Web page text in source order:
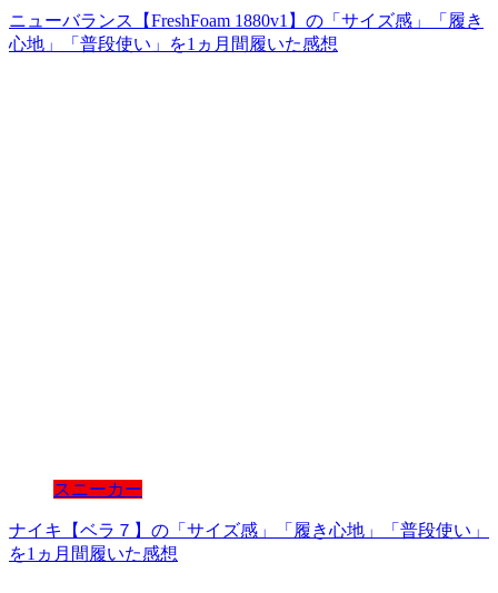
ニューバランス【FreshFoam 1880v1】の「サイズ感」「履き
心地」「普段使い」を1ヵ月間履いた感想
スニーカー
ナイキ【ベラ７】の「サイズ感」「履き心地」「普段使い」
を1ヵ月間履いた感想